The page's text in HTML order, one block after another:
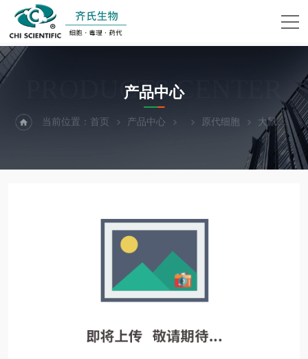
PRODUCTS CENTER
产品中心
当前位置：首页 产品中心 原代细胞 大鼠小肠平滑肌细胞